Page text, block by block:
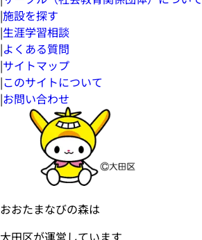
|施設を探す
|生涯学習相談
|よくある質問
|サイトマップ
|このサイトについて
|お問い合わせ
おおたまなびの森は
大田区が運営しています